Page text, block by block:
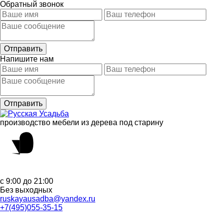
Обратный звонок
Напишите нам
производство мебели из дерева под старину
с 9:00 до 21:00
Без выходных
ruskayausadba@yandex.ru
+7(495)055-35-15